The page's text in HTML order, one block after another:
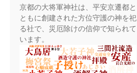
京都の大将軍神社は、平安京遷都と
ともに創建された方位守護の神を祀
る社で、災厄除けの信仰で知られて
います。